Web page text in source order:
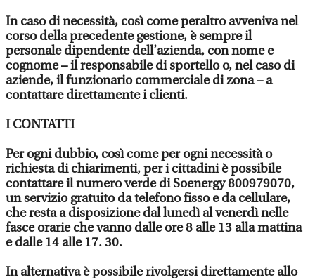
In caso di necessità, così come peraltro avveniva nel
corso della precedente gestione, è sempre il
personale dipendente dell’azienda, con nome e
cognome – il responsabile di sportello o, nel caso di
aziende, il funzionario commerciale di zona – a
contattare direttamente i clienti.
I CONTATTI
Per ogni dubbio, così come per ogni necessità o
richiesta di chiarimenti, per i cittadini è possibile
contattare il numero verde di Soenergy 800979070,
un servizio gratuito da telefono fisso e da cellulare,
che resta a disposizione dal lunedì al venerdì nelle
fasce orarie che vanno dalle ore 8 alle 13 alla mattina
e dalle 14 alle 17. 30.
In alternativa è possibile rivolgersi direttamente allo